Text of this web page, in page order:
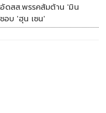
ดสส.พรรคส้มต้าน 'มิน
อบ 'ฮุน เซน'